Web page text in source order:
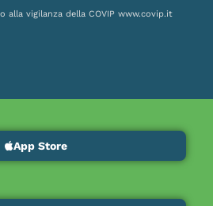
alla vigilanza della COVIP www.covip.it
App Store